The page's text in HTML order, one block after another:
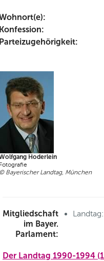
Hoderlein
Bayerischer Landtag, München
Mitgliedschaft
im Bayer.
Parlament:
Der Landtag 1990-1994